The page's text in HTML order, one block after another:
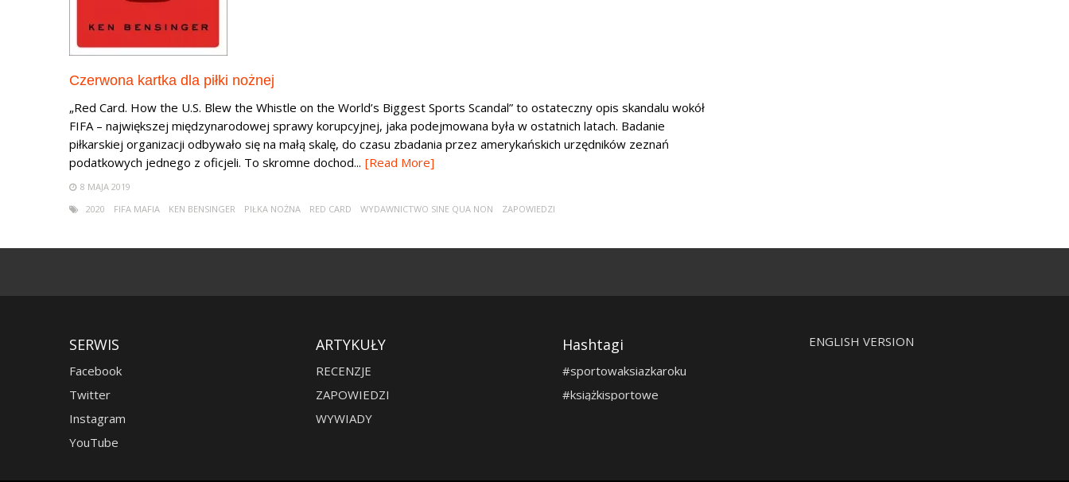
Czerwona kartka dla piłki nożnej
„Red Card. How the U.S. Blew the Whistle on the World’s Biggest Sports Scandal” to ostateczny opis skandalu wokół
FIFA – największej międzynarodowej sprawy korupcyjnej, jaka podejmowana była w ostatnich latach. Badanie
piłkarskiej organizacji odbywało się na małą skalę, do czasu zbadania przez amerykańskich urzędników zeznań
podatkowych jednego z oficjeli. To skromne dochod... [Read More]
8 MAJA 2019
2020
FIFA MAFIA KEN BENSINGER PIŁKA NOŻNA RED CARD WYDAWNICTWO SINE QUA NON ZAPOWIEDZI
SERWIS
Facebook
Twitter
Instagram
YouTube
ARTYKUŁY
RECENZJE
ZAPOWIEDZI
WYWIADY
Hashtagi
#sportowaksiazkaroku
#książkisportowe
ENGLISH VERSION